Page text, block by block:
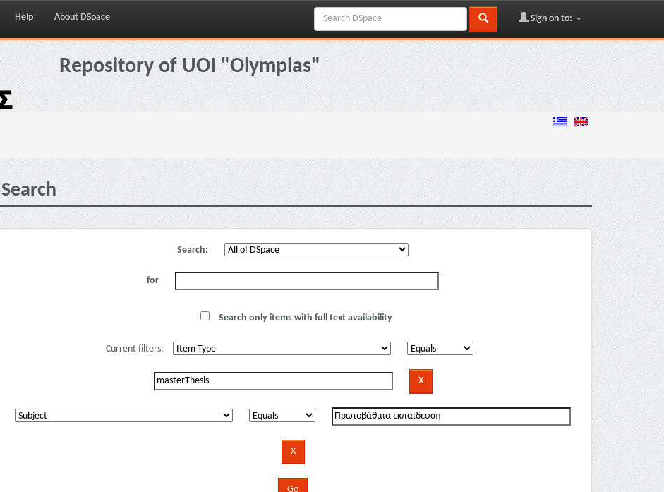
Help About DSpace Sign on to:
Repository of UOI "Olympias"
Search
Search:
for
Search only items with full text availability
Current filters: